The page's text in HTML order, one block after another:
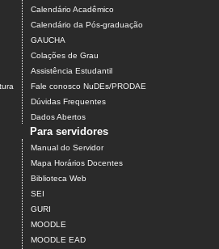
Calendário Acadêmico
Calendário da Pós-graduação
GAUCHA
Colações de Grau
Assistência Estudantil
Fale conosco NuDEs/PRODAE
Dúvidas Frequentes
Dados Abertos
Para servidores
Manual do Servidor
Mapa Horários Docentes
Biblioteca Web
SEI
GURI
MOODLE
MOODLE EAD